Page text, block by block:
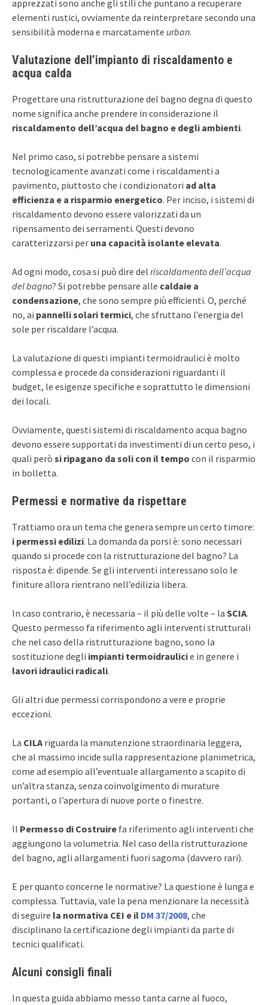
apprezzati sono anche gli stili che puntano a recuperare
elementi rustici, ovviamente da reinterpretare secondo una
sensibilità moderna e marcatamente urban.
Valutazione dell’impianto di riscaldamento e
acqua calda
Progettare una ristrutturazione del bagno degna di questo
nome significa anche prendere in considerazione il
riscaldamento dell’acqua del bagno e degli ambienti.
Nel primo caso, si potrebbe pensare a sistemi
tecnologicamente avanzati come i riscaldamenti a
pavimento, piuttosto che i condizionatori ad alta
efficienza e a risparmio energetico. Per inciso, i sistemi di
riscaldamento devono essere valorizzati da un
ripensamento dei serramenti. Questi devono
caratterizzarsi per una capacità isolante elevata.
Ad ogni modo, cosa si può dire del riscaldamento dell’acqua
del bagno? Si potrebbe pensare alle caldaie a
condensazione, che sono sempre più efficienti. O, perché
no, ai pannelli solari termici, che sfruttano l’energia del
sole per riscaldare l’acqua.
La valutazione di questi impianti termoidraulici è molto
complessa e procede da considerazioni riguardanti il
budget, le esigenze specifiche e soprattutto le dimensioni
dei locali.
Ovviamente, questi sistemi di riscaldamento acqua bagno
devono essere supportati da investimenti di un certo peso, i
quali però si ripagano da soli con il tempo con il risparmio
in bolletta.
Permessi e normative da rispettare
Trattiamo ora un tema che genera sempre un certo timore:
i permessi edilizi. La domanda da porsi è: sono necessari
quando si procede con la ristrutturazione del bagno? La
risposta è: dipende. Se gli interventi interessano solo le
finiture allora rientrano nell’edilizia libera.
In caso contrario, è necessaria – il più delle volte – la SCIA.
Questo permesso fa riferimento agli interventi strutturali
che nel caso della ristrutturazione bagno, sono la
sostituzione degli impianti termoidraulicie in genere i
lavori idraulici radicali.
Gli altri due permessi corrispondono a vere e proprie
eccezioni.
La CILA riguarda la manutenzione straordinaria leggera,
che al massimo incide sulla rappresentazione planimetrica,
come ad esempio all’eventuale allargamento a scapito di
un’altra stanza, senza coinvolgimento di murature
portanti, o l’apertura di nuove porte o finestre.
Il Permesso di Costruire fa riferimento agli interventi che
aggiungono la volumetria. Nel caso della ristrutturazione
del bagno, agli allargamenti fuori sagoma (davvero rari).
E per quanto concerne le normative? La questione è lunga e
complessa. Tuttavia, vale la pena menzionare la necessità
di seguire la normativa CEI e il DM 37/2008, che
disciplinano la certificazione degli impianti da parte di
tecnici qualificati.
Alcuni consigli finali
In questa guida abbiamo messo tanta carne al fuoco,